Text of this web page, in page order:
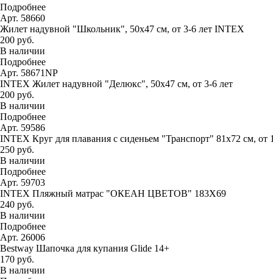
Подробнее
Арт. 58660
Жилет надувной "Школьник", 50х47 см, от 3-6 лет INTEX
200 руб.
В наличии
Подробнее
Арт. 58671NP
INTEX Жилет надувной "Делюкс", 50х47 см, от 3-6 лет
200 руб.
В наличии
Подробнее
Арт. 59586
INTEX Круг для плавания с сиденьем "Транспорт" 81х72 см,
250 руб.
В наличии
Подробнее
Арт. 59703
INTEX Пляжный матрас "ОКЕАН ЦВЕТОВ" 183Х69
240 руб.
В наличии
Подробнее
Арт. 26006
Bestway Шапочка для купания Glide 14+
170 руб.
В наличии